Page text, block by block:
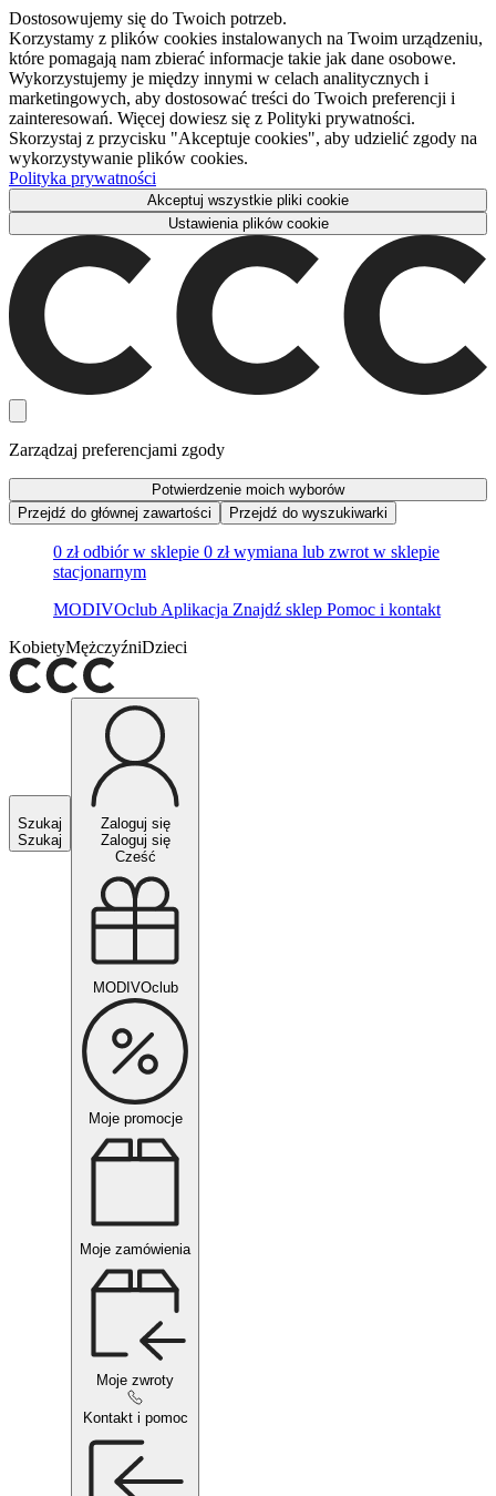
Dostosowujemy się do Twoich potrzeb.
Korzystamy z plików cookies instalowanych na Twoim urządzeniu,
które pomagają nam zbierać informacje takie jak dane osobowe.
Wykorzystujemy je między innymi w celach analitycznych i
marketingowych, aby dostosować treści do Twoich preferencji i
zainteresowań. Więcej dowiesz się z Polityki prywatności.
Skorzystaj z przycisku "Akceptuje cookies", aby udzielić zgody na
wykorzystywanie plików cookies.
Polityka prywatności
Akceptuj wszystkie pliki cookie
Ustawienia plików cookie
Zarządzaj preferencjami zgody
Potwierdzenie moich wyborów
Przejdź do głównej zawartości
Przejdź do wyszukiwarki
0 zł odbiór w sklepie 0 zł wymiana lub zwrot w sklepie
stacjonarnym
MODIVOclub Aplikacja Znajdź sklep Pomoc i kontakt
KobietyMężczyźniDzieci
Szukaj
Szukaj
Zaloguj się
Zaloguj się
Cześć
MODIVOclub
Moje promocje
Moje zamówienia
Moje zwroty
Kontakt i pomoc